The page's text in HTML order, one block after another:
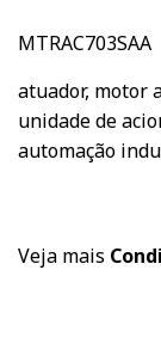
MTRAC703SAA
atuador, motor
unidade de
automação
Veja mais